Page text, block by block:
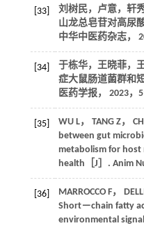
[33]
刘树民，卢意，轩
山龙总皂苷对高尿
中华中医药杂志，
[34]
于栋华，王晓菲，
症大鼠肠道菌群和
医药学报， 2023，
[35] WU L， TANG Z，
between gut
metabolism for host
health［J］. Anim
[36] MARROCCO F，
Short－chain fatty
environmental